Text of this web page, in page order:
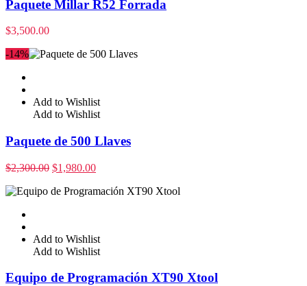
Paquete Millar R52 Forrada
$3,500.00
-14%
Add to Wishlist
Add to Wishlist
Paquete de 500 Llaves
$2,300.00 $1,980.00
Add to Wishlist
Add to Wishlist
Equipo de Programación XT90 Xtool